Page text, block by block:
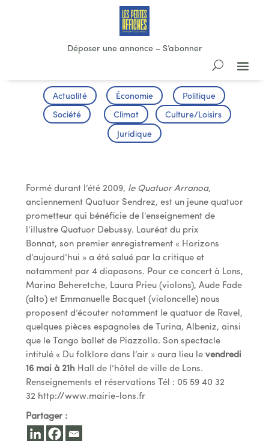
Déposer une annonce– S’abonner
Actualité Économie Politique
Société Climat Culture/Loisirs
Juridique
Formé durant l’été 2009, le Quatuor Arranoa,
anciennement Quatuor Sendrez, est un jeune quatuor
prometteur qui bénéficie de l’enseignement de
l’illustre Quatuor Debussy. Lauréat du prix
Bonnat, son premier enregistrement « Horizons
d’aujourd’hui » a été salué par la critique et
notamment par 4 diapasons. Pour ce concert à Lons,
Marina Beheretche, Laura Prieu (violons), Aude Fade
(alto) et Emmanuelle Bacquet (violoncelle) nous
proposent d’écouter notamment le quatuor de Ravel,
quelques pièces espagnoles de Turina, Albeniz, ainsi
que le Tango ballet de Piazzolla. Son spectacle
intitulé « Du folklore dans l’air » aura lieu levendredi
16 mai à 21hHall de l’hôtel de ville de Lons.
Renseignements et réservations Tél : 05 59 40 32
32 http://www.mairie-lons.fr
Partager :